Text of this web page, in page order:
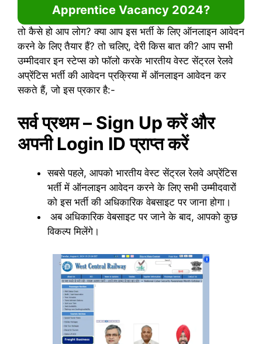
Apprentice Vacancy 2024?
तो कैसे हो आप लोग? क्या आप इस भर्ती के लिए ऑनलाइन आवेदन
करने के लिए तैयार हैं? तो चलिए, देरी किस बात की? आप सभी
उम्मीदवार इन स्टेप्स को फॉलो करके भारतीय वेस्ट सेंट्रल रेलवे
अप्रेंटिस भर्ती की आवेदन प्रक्रिया में ऑनलाइन आवेदन कर
सकते हैं, जो इस प्रकार है:-
सर्व प्रथम – Sign Up करें और
अपनी Login ID प्राप्त करें
सबसे पहले, आपको भारतीय वेस्ट सेंट्रल रेलवे अप्रेंटिस
भर्ती में ऑनलाइन आवेदन करने के लिए सभी उम्मीदवारों
को इस भर्ती की अधिकारिक वेबसाइट पर जाना होगा।
अब अधिकारिक वेबसाइट पर जाने के बाद, आपको कुछ
विकल्प मिलेंगे।